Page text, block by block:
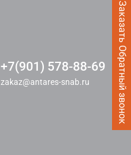
Заказать Обратный звонок
+7(901) 578-88-69
zakaz@antares-snab.ru